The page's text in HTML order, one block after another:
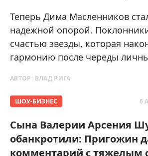
Теперь Дима Масленников
надежной опорой.
счастью звезды, которая
гармонию после череды
АВТОР: ВЛАД РИГА
ШОУ-БИЗНЕС 6
Сына Валерии Арсения
обанкротили: Пригожин
комментарий с тяжелым